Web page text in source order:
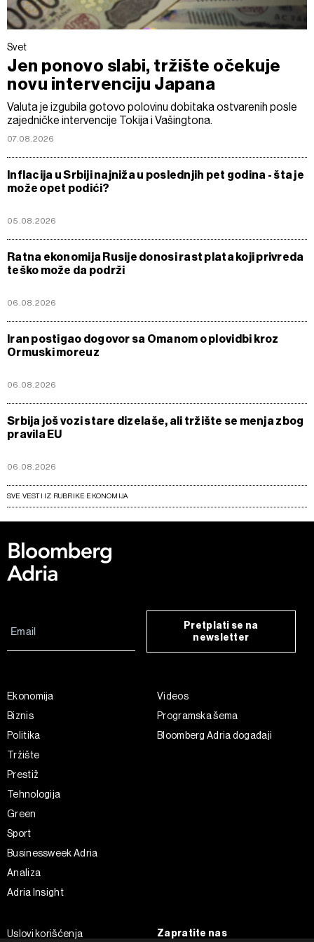
Svet
Jen ponovo slabi, tržište očekuje
novu intervenciju Japana
Valuta je izgubila gotovo polovinu dobitaka ostvarenih posle
zajedničke intervencije Tokija i Vašingtona.
07.08.2026
Inflacija u Srbiji najniža u poslednjih pet godina - šta je
može opet podići?
05.08.2026
Ratna ekonomija Rusije donosi rast plata koji privreda
teško može da podrži
06.08.2026
Iran postigao dogovor sa Omanom o plovidbi kroz
Ormuski moreuz
06.08.2026
Srbija još vozi stare dizelaše, ali tržište se menja zbog
pravila EU
06.08.2026
SVE VESTI IZ RUBRIKE EKONOMIJA
Pretplati se na
newsletter
Ekonomija
Biznis
Politika
Tržište
Prestiž
Tehnologija
Green
Sport
Businessweek Adria
Analiza
Adria Insight
Videos
Programska šema
Bloomberg Adria događaji
Uslovi korišćenja
Zapratite nas